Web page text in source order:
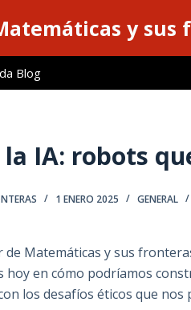
y sus
Blog
IA: robots
1 ENERO 2025 GENERAL
Matemáticas y sus
hoy en cómo podríamos
los desafíos éticos que nos